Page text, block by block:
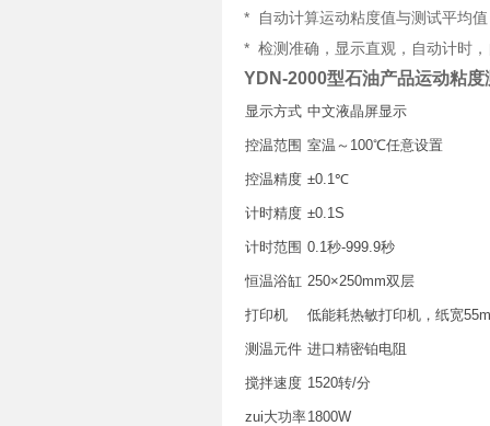
* 自动计算运动粘度值与测试平均
* 检测准确，显示直观，自动计时
YDN-2000型石油产品运动粘度
显示方式 中文液晶屏显示
控温范围 室温～100℃任意设置
控温精度 ±0.1℃
计时精度 ±0.1S
计时范围 0.1秒-999.9秒
恒温浴缸 250×250mm双层
打印机 低能耗热敏打印机，纸宽
测温元件 进口精密铂电阻
搅拌速度 1520转/分
zui大功率1800W